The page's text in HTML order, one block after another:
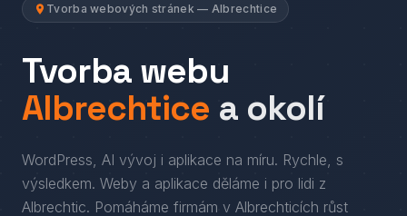
Tvorba webových stránek — Albrechtice
Tvorba webu
Albrechtice a okolí
WordPress, AI vývoj i aplikace na míru. Rychle, s
výsledkem. Weby a aplikace děláme i pro lidi z
Albrechtic. Pomáháme firmám v Albrechticích růst